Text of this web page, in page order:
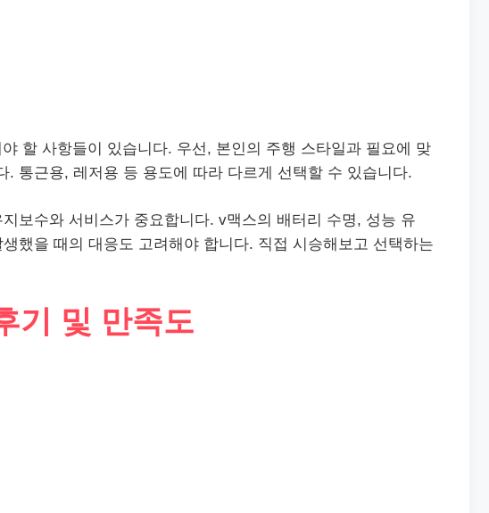
할 사항들이 있습니다. 우선, 본인의 주행 스타일과 필요에 맞
. 통근용, 레저용 등 용도에 따라 다르게 선택할 수 있습니다.
보수와 서비스가 중요합니다. v맥스의 배터리 수명, 성능 유
했을 때의 대응도 고려해야 합니다. 직접 시승해보고 선택하는
기 및 만족도